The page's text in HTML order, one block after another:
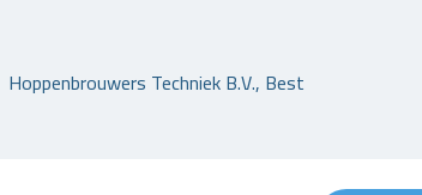
Hoppenbrouwers Techniek B.V., Best